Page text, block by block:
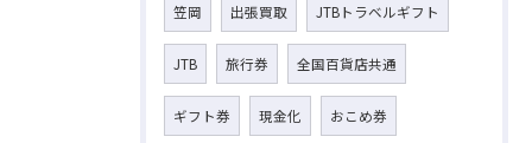
笠岡 出張買取 JTBトラベルギフト
JTB 旅行券 全国百貨店共通
ギフト券 現金化 おこめ券